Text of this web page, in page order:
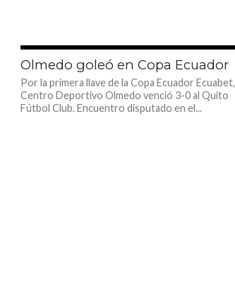
Olmedo goleó en Copa Ecuador
Por la primera llave de la Copa Ecuador Ecuabet,
Centro Deportivo Olmedo venció 3-0 al Quito
Fútbol Club. Encuentro disputado en el...